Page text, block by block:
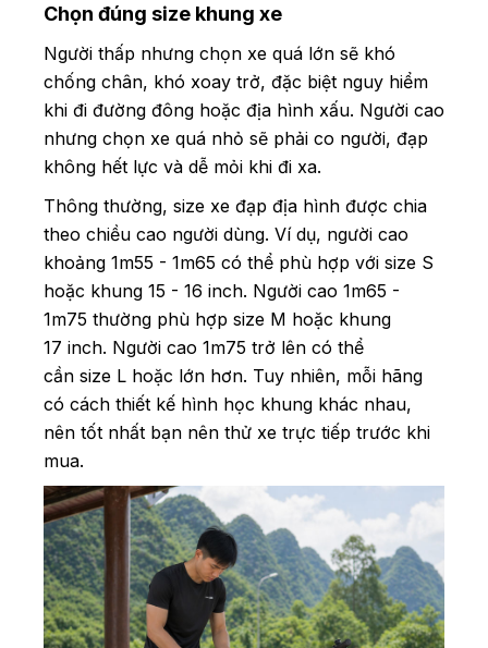
Chọn đúng size khung xe
Người thấp nhưng chọn xe quá lớn sẽ khó
chống chân, khó xoay trở, đặc biệt nguy hiểm
khi đi đường đông hoặc địa hình xấu. Người cao
nhưng chọn xe quá nhỏ sẽ phải co người, đạp
không hết lực và dễ mỏi khi đi xa.
Thông thường, size xe đạp địa hình được chia
theo chiều cao người dùng. Ví dụ, người cao
khoảng 1m55 - 1m65 có thể phù hợp với size S
hoặc khung 15 - 16 inch. Người cao 1m65 -
1m75 thường phù hợp size M hoặc khung
17 inch. Người cao 1m75 trở lên có thể
cần size L hoặc lớn hơn. Tuy nhiên, mỗi hãng
có cách thiết kế hình học khung khác nhau,
nên tốt nhất bạn nên thử xe trực tiếp trước khi
mua.